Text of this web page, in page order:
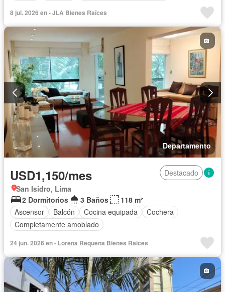
8 jul. 2026 en - JLA Bienes Raíces
Departamento
USD1,150/mes
Destacado
San Isidro, Lima
2 Dormitorios
3 Baños
118 m²
Ascensor
Balcón Cocina equipada
Cochera
Completamente amoblado
24 jun. 2026 en - Lorena Requena Bienes Raices